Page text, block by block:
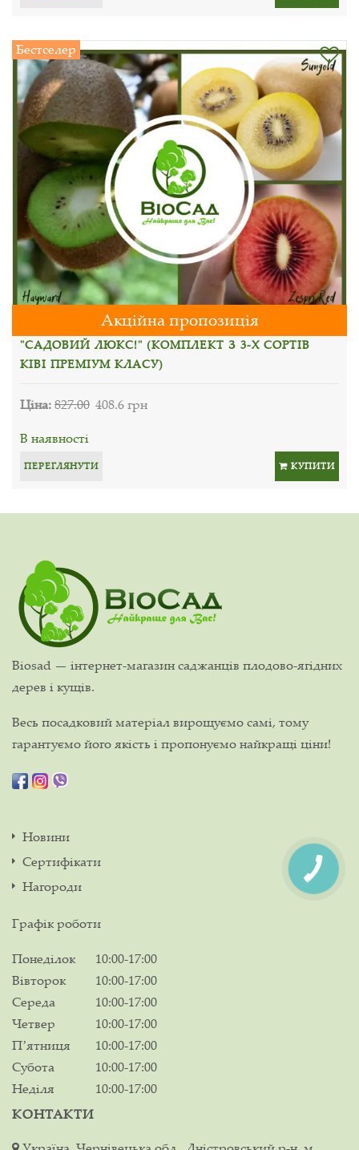
Бестселер
Акційна пропозиція
"САДОВИЙ ЛЮКС!" (КОМПЛЕКТ З 3-Х СОРТІВ
КІВІ ПРЕМІУМ КЛАСУ)
Ціна:827.00 408.6 грн
В наявності
ПЕРЕГЛЯНУТИ КУПИТИ
Biosad — інтернет-магазин саджанців плодово-ягідних
дерев і кущів.
Весь посадковий матеріал вирощуємо самі, тому
гарантуємо його якість і пропонуємо найкращі ціни!
Новини
Сертифікати
Нагороди
Графік роботи
Понеділок
10:00-17:00
Вівторок
10:00-17:00
Середа
10:00-17:00
Четвер
10:00-17:00
Пʼятниця
10:00-17:00
Субота
10:00-17:00
Неділя
10:00-17:00
КОНТАКТИ